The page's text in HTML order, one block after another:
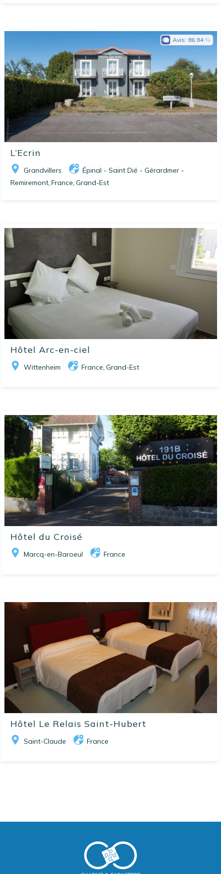
L’Ecrin
Grandvillers
Épinal - Saint Dié - Gérardmer -
Remiremont, France, Grand-Est
Avis: 86.94
Hôtel Arc-en-ciel
Wittenheim France, Grand-Est
Hôtel du Croisé
Marcq-en-Baroeul France
Hôtel Le Relais Saint-Hubert
Saint-Claude France